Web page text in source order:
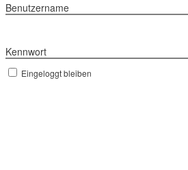
Benutzername
Kennwort
Eingeloggt bleiben